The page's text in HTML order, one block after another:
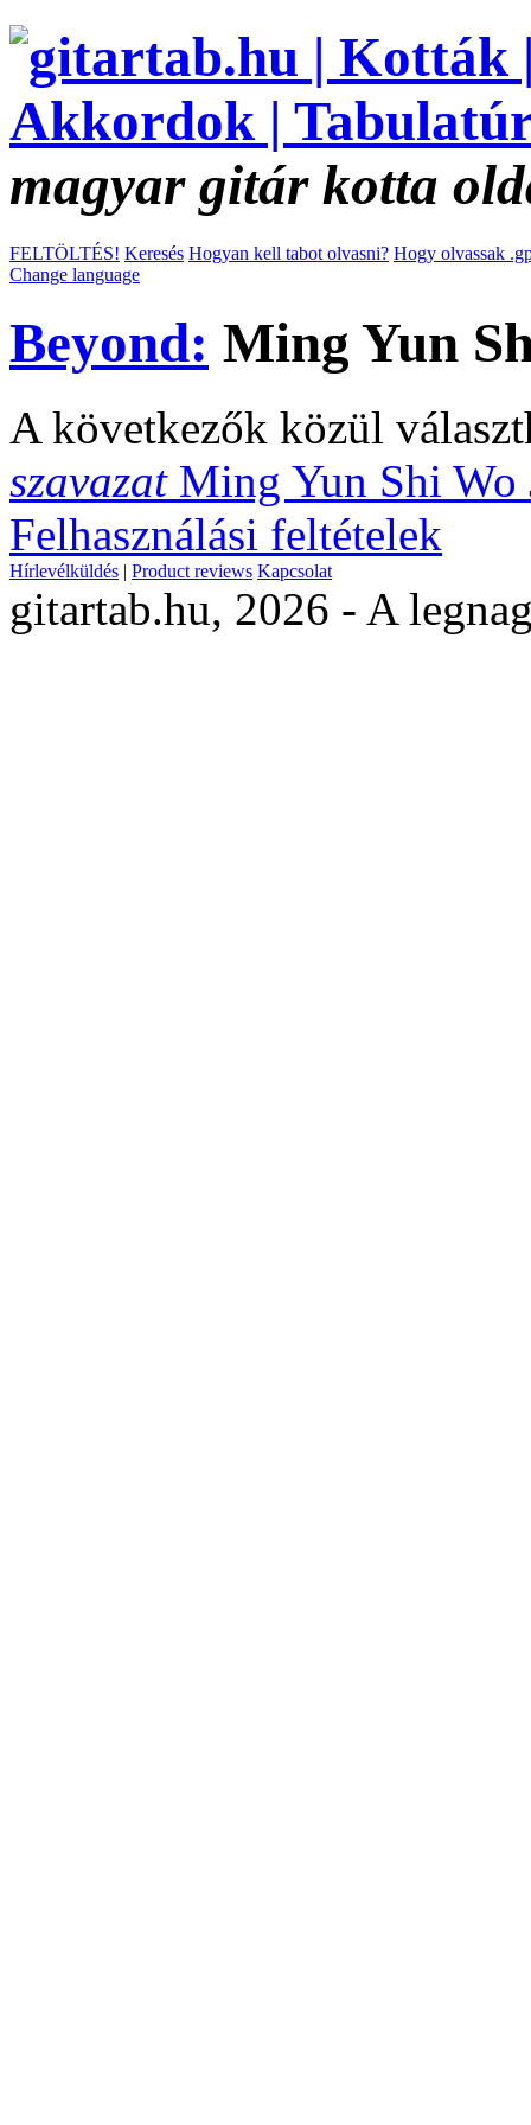
magyar gitár kotta
FELTÖLTÉS! Keresés Hogyan kell tabot olvasni? Hogy olvassak
Change language
Beyond: Ming Yun
A következők közül
szavazat Ming Yun Shi
Felhasználási feltételek
Hírlevélküldés | Product reviews Kapcsolat
gitartab.hu, 2026 - A